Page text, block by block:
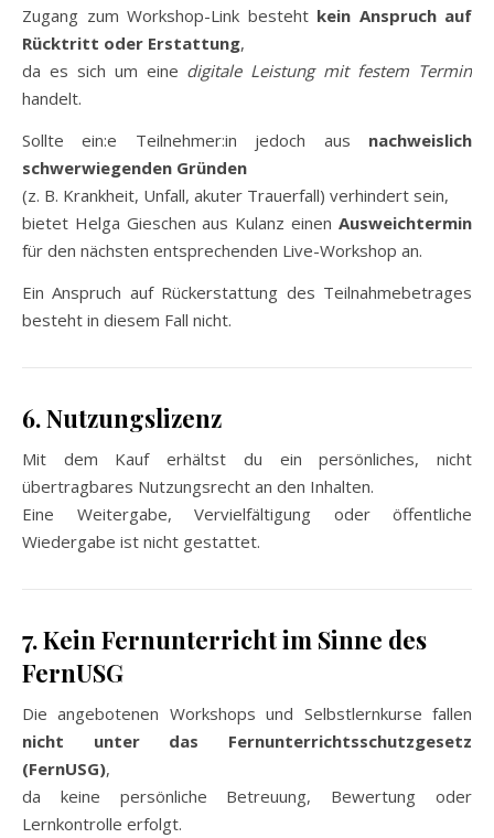
Zugang zum Workshop-Link besteht kein Anspruch auf
Rücktritt oder Erstattung,
da es sich um eine digitale Leistung mit festem Termin
handelt.
Sollte ein:e Teilnehmer:in jedoch aus nachweislich
schwerwiegenden Gründen
(z. B. Krankheit, Unfall, akuter Trauerfall) verhindert sein,
bietet Helga Gieschen aus Kulanz einen Ausweichtermin
für den nächsten entsprechenden Live-Workshop an.
Ein Anspruch auf Rückerstattung des Teilnahmebetrages
besteht in diesem Fall nicht.
6. Nutzungslizenz
Mit dem Kauf erhältst du ein persönliches, nicht
übertragbares Nutzungsrecht an den Inhalten.
Eine Weitergabe, Vervielfältigung oder öffentliche
Wiedergabe ist nicht gestattet.
7. Kein Fernunterricht im Sinne des
FernUSG
Die angebotenen Workshops und Selbstlernkurse fallen
nicht unter das Fernunterrichtsschutzgesetz
(FernUSG),
da keine persönliche Betreuung, Bewertung oder
Lernkontrolle erfolgt.